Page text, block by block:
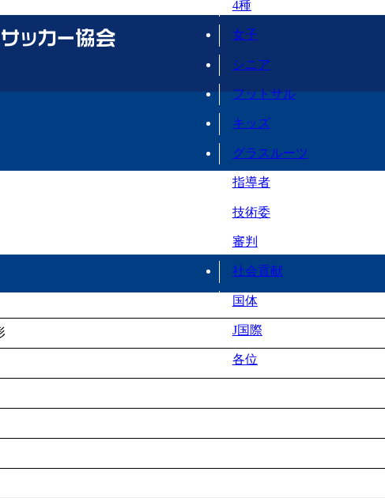
4種
女子
シニア
フットサル
キッズ
グラスルーツ
指導者
技術委
審判
社会貢献
国体
J国際
各位